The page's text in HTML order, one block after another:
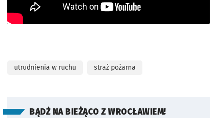
utrudnienia w ruchu straż pożarna
BĄDŹ NA BIEŻĄCO Z WROCŁAWIEM!